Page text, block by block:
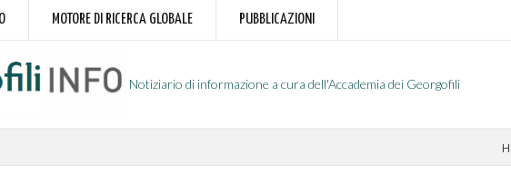
MOTORE DI RICERCA GLOBALE PUBBLICAZIONI
Notiziario di informazione a cura dell'Accademia dei Georgofili